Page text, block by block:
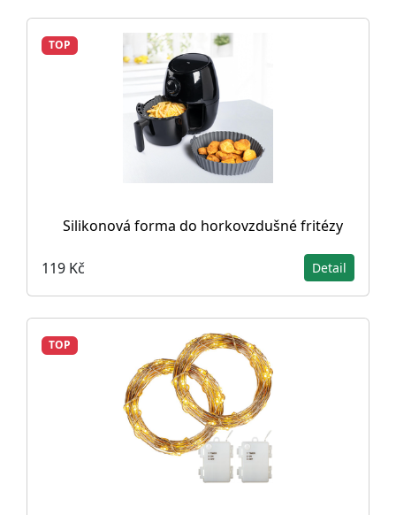
TOP
Silikonová forma do horkovzdušné fritézy
119 Kč Detail
TOP